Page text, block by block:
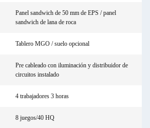
Panel sandwich de 50 mm de EPS / panel
sandwich de lana de roca
Tablero MGO / suelo opcional
Pre cableado con iluminación y distribuidor de
circuitos instalado
4 trabajadores 3 horas
8 juegos/40 HQ